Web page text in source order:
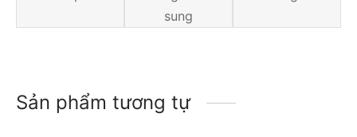
sung
Sản phẩm tương tự